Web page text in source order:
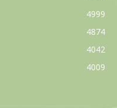
4999
4874
4042
4009